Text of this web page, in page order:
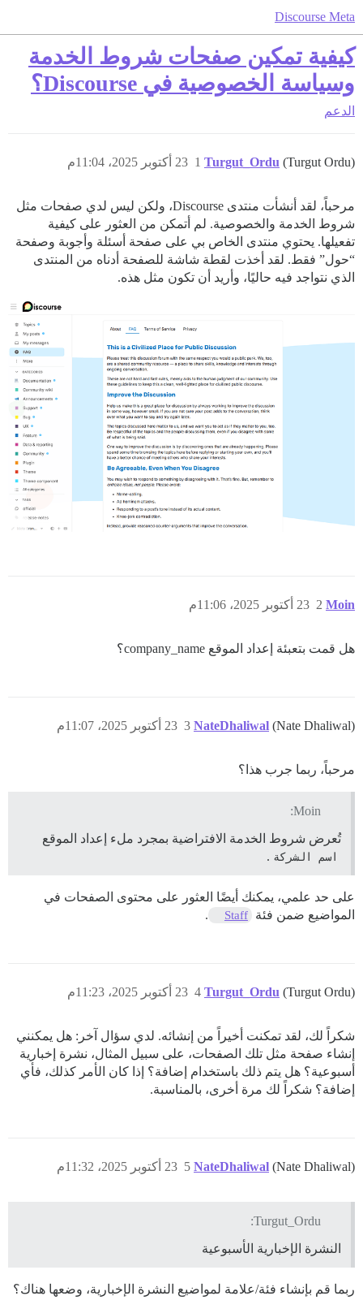
Discourse Meta
كيفية تمكين صفحات شروط الخدمة
وسياسة الخصوصية في Discourse؟
الدعم
Turgut_Ordu (Turgut Ordu) 23 أكتوبر 2025، 11:04م 1
مرحباً، لقد أنشأت منتدى Discourse، ولكن ليس لدي صفحات مثل
شروط الخدمة والخصوصية. لم أتمكن من العثور على كيفية
تفعيلها. يحتوي منتدى الخاص بي على صفحة أسئلة وأجوبة وصفحة
“حول” فقط. لقد أخذت لقطة شاشة للصفحة أدناه من المنتدى
الذي نتواجد فيه حاليًا، وأريد أن تكون مثل هذه.
Moin 23 أكتوبر 2025، 11:06م 2
هل قمت بتعبئة إعداد الموقع company_name؟
NateDhaliwal (Nate Dhaliwal) 23 أكتوبر 2025، 11:07م 3
مرحباً، ربما جرب هذا؟
Moin:
تُعرض شروط الخدمة الافتراضية بمجرد ملء إعداد الموقع
اسم الشركة .
على حد علمي، يمكنك أيضًا العثور على محتوى الصفحات في
المواضيع ضمن فئة
Staff
.
Turgut_Ordu (Turgut Ordu) 23 أكتوبر 2025، 11:23م 4
شكراً لك، لقد تمكنت أخيراً من إنشائه. لدي سؤال آخر: هل يمكنني
إنشاء صفحة مثل تلك الصفحات، على سبيل المثال، نشرة إخبارية
أسبوعية؟ هل يتم ذلك باستخدام إضافة؟ إذا كان الأمر كذلك، فأي
إضافة؟ شكراً لك مرة أخرى، بالمناسبة.
NateDhaliwal (Nate Dhaliwal) 23 أكتوبر 2025، 11:32م 5
Turgut_Ordu:
النشرة الإخبارية الأسبوعية
ربما قم بإنشاء فئة/علامة لمواضيع النشرة الإخبارية، وضعها هناك؟